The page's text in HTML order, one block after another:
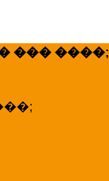
��� ����;